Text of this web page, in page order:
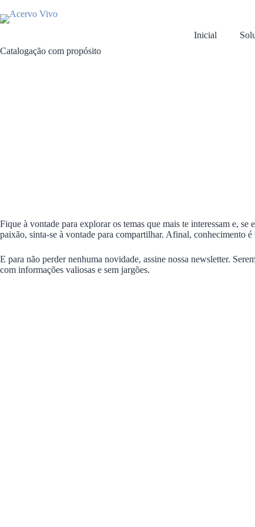
para
o
Catalogação com propósito
Inicial
Fique à vontade para explorar os temas que mais te interessam e, se
paixão, sinta-se à vontade para compartilhar. Afinal, conhecimento é
E para não perder nenhuma novidade, assine nossa newsletter.
com informações valiosas e sem jargões.